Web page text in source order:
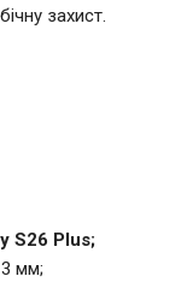
захист.
S26 Plus;
мм;